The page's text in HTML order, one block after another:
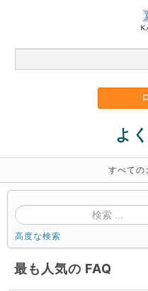
よ
すべての
高度な検索
最も人気の FAQ